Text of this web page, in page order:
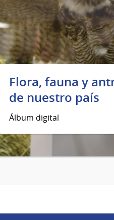
Flora, fauna y
de nuestro país
Álbum digital